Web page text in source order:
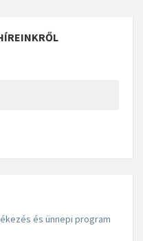
és ünnepi program